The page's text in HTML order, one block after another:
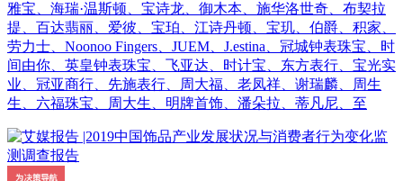
雅宝、海瑞·温斯顿、宝诗龙、御木本、施华洛世奇、布契拉
提、百达翡丽、爱彼、宝珀、江诗丹顿、宝玑、伯爵、积家、
劳力士、Noonoo Fingers、JUEM、J.estina、冠城钟表珠宝、时
间由你、英皇钟表珠宝、飞亚达、时计宝、东方表行、宝光实
业、冠亚商行、先施表行、周大福、老凤祥、谢瑞麟、周生
生、六福珠宝、周大生、明牌首饰、潘朵拉、蒂凡尼、至